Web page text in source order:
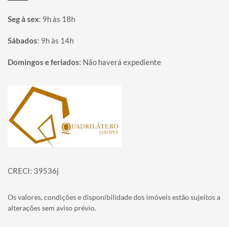
Seg à sex: 9h às 18h
Sábados: 9h às 14h
Domingos e feriados: Não haverá expediente
Página inicial
CRECI: 39536j
Os valores, condições e disponibilidade dos imóveis estão sujeitos a
alterações sem aviso prévio.